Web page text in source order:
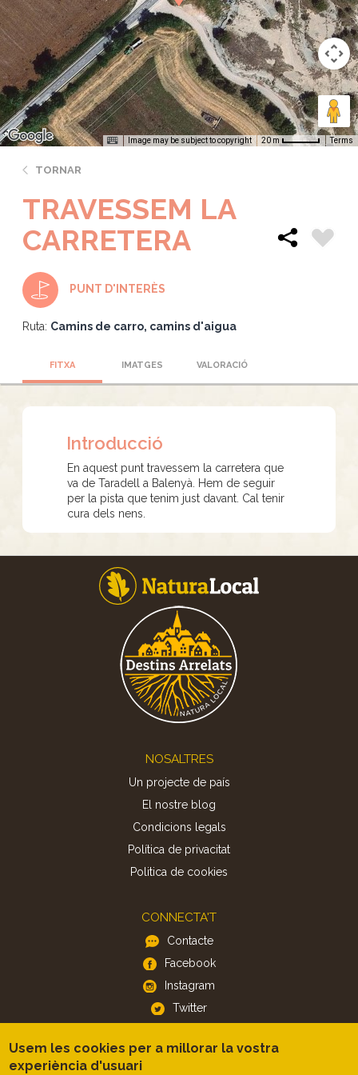
Image may be subject to copyright 20 m Terms
TORNAR
TRAVESSEM LA
CARRETERA
PUNT D'INTERÈS
Ruta: Camins de carro, camins d'aigua
FITXA IMATGES VALORACIÓ
Introducció
En aquest punt travessem la carretera que
va de Taradell a Balenyà. Hem de seguir
per la pista que tenim just davant. Cal tenir
cura dels nens.
NOSALTRES
Un projecte de país
El nostre blog
Condicions legals
Política de privacitat
Politica de cookies
CONNECTA'T
Contacte
Facebook
Instagram
Twitter
APP
Usem les cookies per a millorar la vostra
experiència d'usuari